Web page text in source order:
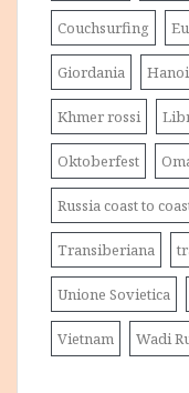
Couchsurfing
Giordania Hanoi
Khmer rossi
Oktoberfest
Russia coast to
Transiberiana
Unione Sovietica
Vietnam Wadi